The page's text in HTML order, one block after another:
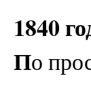
1840
По